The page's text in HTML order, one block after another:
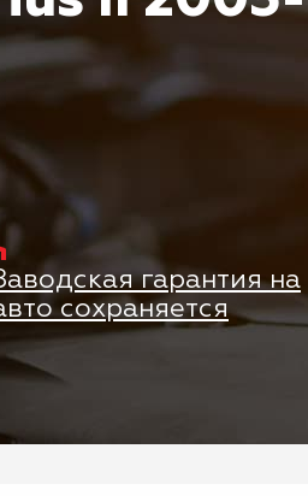
Отзывы
гарантия на
сохраняется